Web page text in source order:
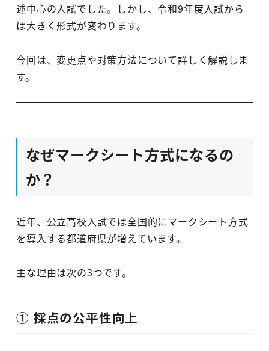
述中心の入試でした。しかし、令和9年度入試から
は大きく形式が変わります。
今回は、変更点や対策方法について詳しく解説しま
す。
なぜマークシート方式になるの
か？
近年、公立高校入試では全国的にマークシート方式
を導入する都道府県が増えています。
主な理由は次の3つです。
① 採点の公平性向上